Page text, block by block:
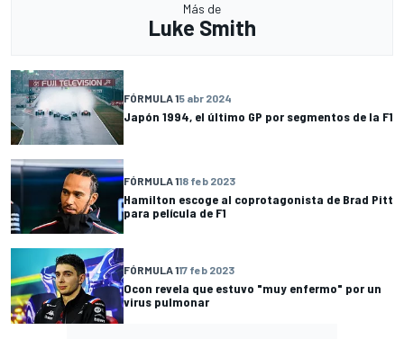
Más de
Luke Smith
FÓRMULA 15 abr 2024
Japón 1994, el último GP por segmentos de la F1
FÓRMULA 118 feb 2023
Hamilton escoge al coprotagonista de Brad Pitt
para película de F1
FÓRMULA 117 feb 2023
Ocon revela que estuvo "muy enfermo" por un
virus pulmonar